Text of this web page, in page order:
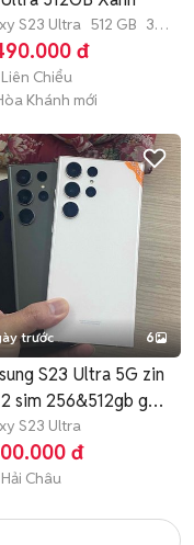
S23 Ultra 512 GB 3
đ
Chiểu
Khánh mới
trước 6
S23 Ultra 5G zin
sim 256&512gb góp
S23 Ultra
đ
Châu